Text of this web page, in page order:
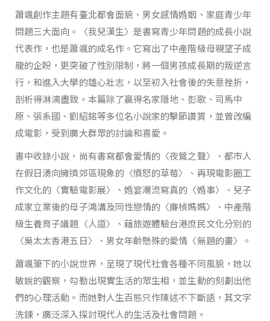
蕭颯創作主題有臺北都會面貌、男女感情婚姻、家庭青少年
問題三大面向。〈我兒漢生〉是書寫青少年問題的成長小說
代表作，也是蕭颯的成名作。它寫出了中產階級母親望子成
龍的企盼，更突破了性別限制，將一個男孩成長期的叛逆言
行，和進入大學的雄心壯志，以至初入社會後的失意挫折，
剖析得淋漓盡致。本篇除了贏得名家隱地、彭歌、司馬中
原、張系國、劉紹銘等多位名小說家的擊節讚賞，並曾改編
成電影，受到廣大群眾的討論和喜愛。
書中收錄小說，尚有書寫都會愛情的〈夜鶯之聲〉、都市人
在假日湧向擁擠郊區現象的〈憤怒的草莓〉、再現電影圈工
作文化的〈實驗電影展〉、婚宴潮流寫真的〈婚事〉、兒子
成家立業後的母子鴻溝及同性戀情的〈廉楨媽媽〉、中產階
級生養育子議題〈人道〉、藉旅遊體驗台港庶民文化分別的
〈吳太太香港五日〉、男女年齡懸殊的愛情〈無題的畫〉。
蕭颯筆下的小說世界，呈現了現代社會各種不同風貌，她以
敏銳的觀察，勾勒出現實生活的眾生相，並生動的刻劃出他
們的心理活動。而她對人生百態只作陳述不下斷語，其文字
洗鍊，廣泛深入探討現代人的生活及社會問題。